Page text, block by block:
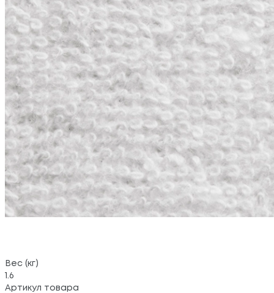
Вес (кг)
1.6
Артикул товара